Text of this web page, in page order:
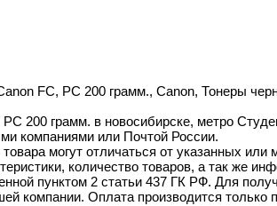
FC, PC 200 грамм., Canon, Тонеры
200 грамм. в новосибирске, метро
компаниями или Почтой России.
могут отличаться от указанных
количество товаров, а так же
пунктом 2 статьи 437 ГК РФ. Для
компании. Оплата производится только